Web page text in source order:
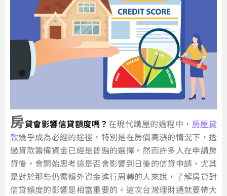
房貸會影響信貸額度嗎？ 在現代購屋的過程中， 房屋貸
款幾乎成為必經的途徑，特別是在房價高漲的情況下，透
過貸款籌備資金已經是普遍的選擇。然而許多人在申請房
貸後，會開始思考這是否會影響到日後的信貸申請，尤其
是對於那些仍需額外資金進行周轉的人來說，了解房貸對
信貸額度的影響是相當重要的。這次台灣理財通就要帶大